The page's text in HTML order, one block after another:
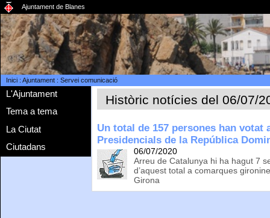
Ajuntament de Blanes
Inici: Ajuntament: Servei comunicació
L'Ajuntament
Tema a tema
La Ciutat
Ciutadans
Històric notícies del 06/07/
Un total de 157 persones han votat
Presidencials de la República
06/07/2020
Arreu de Catalunya hi ha hagut 7
d’aquest total a comarques
Girona